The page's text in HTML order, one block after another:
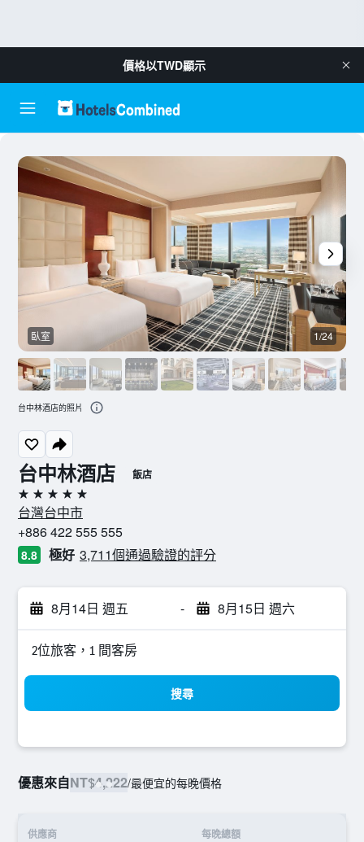
價格以TWD顯示
台中林酒店 飯店
5星級
台灣台中市
+886 422 555 555
8.8 極好 3,711個通過驗證的評分
8月14日 週五 - 8月15日 週六
2位旅客，1 間客房
搜尋
優惠來自NT$4,222/最便宜的每晚價格
供應商 每晚總額
臥室 1/24
台中林酒店的照片